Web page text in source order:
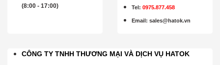
(8:00 - 17:00)
Tel: 0975.877.458
Email:sales@hatok.vn
CÔNG TY TNHH THƯƠNG MẠI VÀ DỊCH VỤ HATOK